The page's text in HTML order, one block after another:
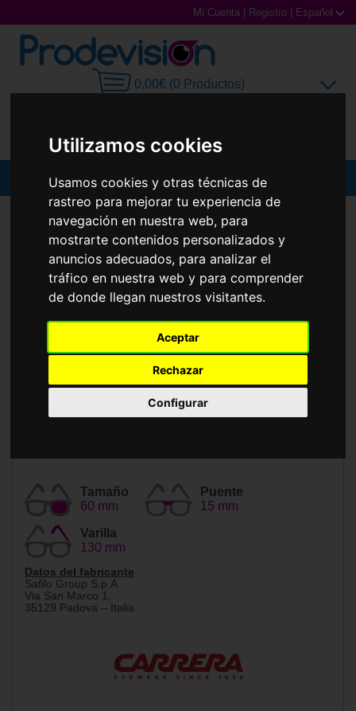
Utilizamos cookies
Usamos cookies y otras técnicas de
rastreo para mejorar tu experiencia de
navegación en nuestra web, para
mostrarte contenidos personalizados y
anuncios adecuados, para analizar el
tráfico en nuestra web y para comprender
de donde llegan nuestros visitantes.
Aceptar
Rechazar
Configurar
Mi Cuenta Registro Español
0,00€ (0 Productos)
Gafas de Sol
Gafas Graduadas
Gafas Deportivas
Lentillas
Accesorios
CARRERA 3041/S
Tamaño
60 mm
Puente
15 mm
Varilla
130 mm
Datos del fabricante
Safilo Group S.p.A
Via San Marco 1,
35129 Padova – Italia